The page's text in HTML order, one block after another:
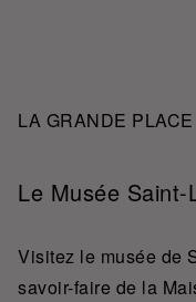
LA GRANDE PLACE
Le Musée Saint-
Visitez le musée de
savoir-faire de la